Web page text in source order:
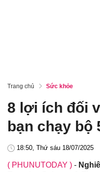
Trang chủ Sức khỏe
8 lợi ích đối
bạn chạy bộ
18:50, Thứ sáu 18/07/2025
( PHUNUTODAY ) -